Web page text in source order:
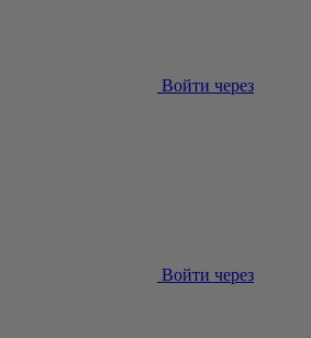
Войти через
Войти через